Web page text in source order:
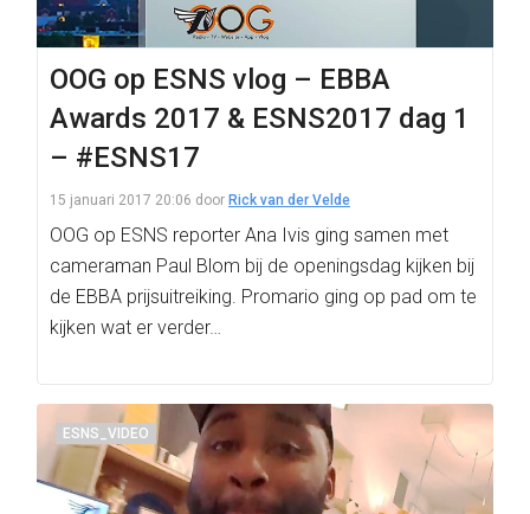
OOG op ESNS vlog – EBBA
Awards 2017 & ESNS2017 dag 1
– #ESNS17
15 januari 2017 20:06 door Rick van der Velde
OOG op ESNS reporter Ana Ivis ging samen met
cameraman Paul Blom bij de openingsdag kijken bij
de EBBA prijsuitreiking. Promario ging op pad om te
kijken wat er verder…
ESNS_VIDEO